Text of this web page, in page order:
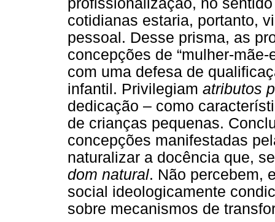
cotidianas estaria, portanto,
pessoal. Desse prisma, as
concepções de “mulher-
com uma defesa de
infantil. Privilegiam atributos
dedicação – como
de crianças pequenas.
concepções manifestadas
naturalizar a docência que,
dom natural. Não percebem,
social ideologicamente
sobre mecanismos de